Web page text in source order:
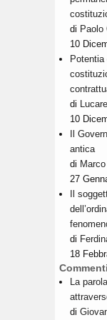
di Paolo
10
di
10
Il
antica
di
27
Il
di
18
Commenti
La
di